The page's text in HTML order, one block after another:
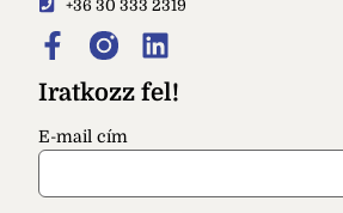
+36 30 333 2319
Iratkozz fel!
E-mail cím